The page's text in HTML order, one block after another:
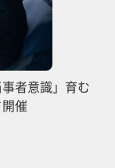
者意識」育む
催